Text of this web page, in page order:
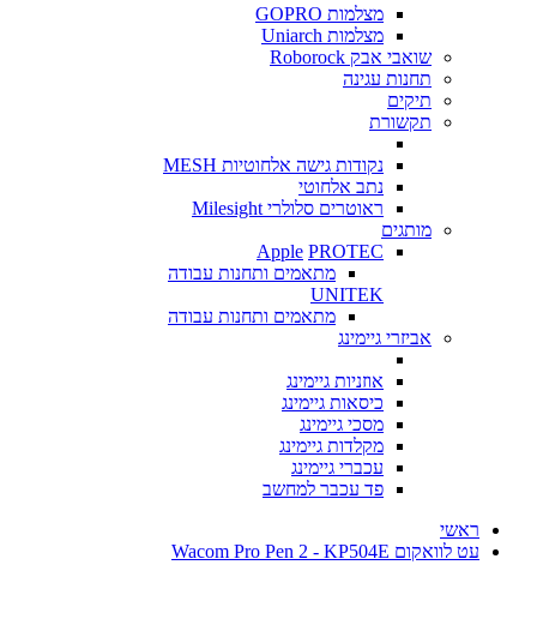
מצלמות GOPRO
מצלמות Uniarch
שואבי אבק Roborock
תחנות עגינה
תיקים
תקשורת
נקודות גישה אלחוטיות MESH
נתב אלחוטי
ראוטרים סלולרי Milesight
מותגים
Apple PROTEC
מתאמים ותחנות עבודה
UNITEK
מתאמים ותחנות עבודה
אביזרי גיימינג
אוזניות גיימינג
כיסאות גיימינג
מסכי גיימינג
מקלדות גיימינג
עכברי גיימינג
פד עכבר למחשב
ראשי
עט לוואקום Wacom Pro Pen 2 - KP504E